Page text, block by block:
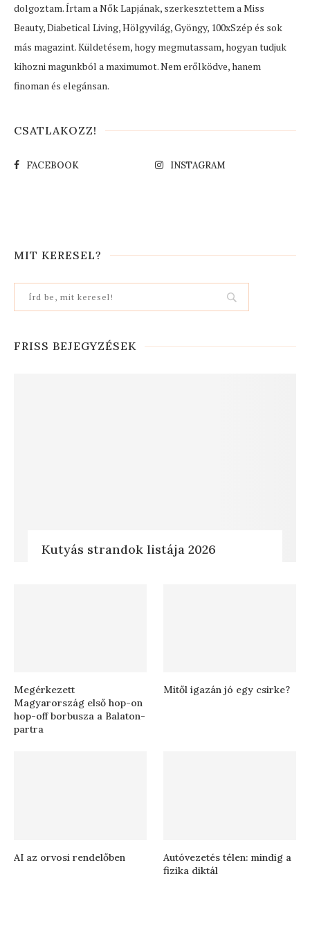
dolgoztam. Írtam a Nők Lapjának, szerkesztettem a Miss
Beauty, Diabetical Living, Hölgyvilág, Gyöngy, 100xSzép és sok
más magazint. Küldetésem, hogy megmutassam, hogyan tudjuk
kihozni magunkból a maximumot. Nem erőlködve, hanem
finoman és elegánsan.
CSATLAKOZZ!
FACEBOOK INSTAGRAM
MIT KERESEL?
FRISS BEJEGYZÉSEK
Kutyás strandok listája 2026
Megérkezett
Magyarország első hop-on
hop-off borbusza a Balaton-
partra
Mitől igazán jó egy csirke?
AI az orvosi rendelőben
Autóvezetés télen: mindig a
fizika diktál